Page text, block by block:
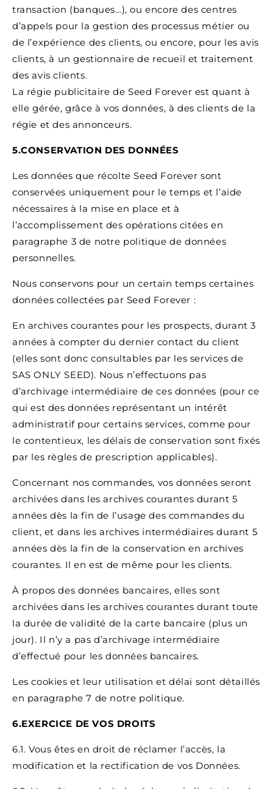
transaction (banques…), ou encore des centres
d’appels pour la gestion des processus métier ou
de l’expérience des clients, ou encore, pour les avis
clients, à un gestionnaire de recueil et traitement
des avis clients.
La régie publicitaire de Seed Forever est quant à
elle gérée, grâce à vos données, à des clients de la
régie et des annonceurs.
5.CONSERVATION DES DONNÉES
Les données que récolte Seed Forever sont
conservées uniquement pour le temps et l’aide
nécessaires à la mise en place et à
l’accomplissement des opérations citées en
paragraphe 3 de notre politique de données
personnelles.
Nous conservons pour un certain temps certaines
données collectées par Seed Forever :
En archives courantes pour les prospects, durant 3
années à compter du dernier contact du client
(elles sont donc consultables par les services de
SAS ONLY SEED). Nous n’effectuons pas
d’archivage intermédiaire de ces données (pour ce
qui est des données représentant un intérêt
administratif pour certains services, comme pour
le contentieux, les délais de conservation sont fixés
par les règles de prescription applicables).
Concernant nos commandes, vos données seront
archivées dans les archives courantes durant 5
années dès la fin de l’usage des commandes du
client, et dans les archives intermédiaires durant 5
années dès la fin de la conservation en archives
courantes. Il en est de même pour les clients.
À propos des données bancaires, elles sont
archivées dans les archives courantes durant toute
la durée de validité de la carte bancaire (plus un
jour). Il n’y a pas d’archivage intermédiaire
d’effectué pour les données bancaires.
Les cookies et leur utilisation et délai sont détaillés
en paragraphe 7 de notre politique.
6.EXERCICE DE VOS DROITS
6.1. Vous êtes en droit de réclamer l’accès, la
modification et la rectification de vos Données.